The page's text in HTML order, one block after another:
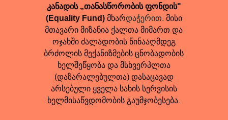
კანადის „თანასწორობის ფონდის"
(Equality Fund) მხარდაჭერით. მისი
მთავარი მიზანია ქალთა მიმართ და
ოჯახში ძალადობის წინააღმდეგ
ბრძოლის მექანიზმების ცნობადობის
ხელშეწყობა და მსხვერპლთა
(დაზარალებულთა) დასაცავად
არსებული ყველა სახის სერვისის
ხელმისაწვდომობის გაუმჯობესება.